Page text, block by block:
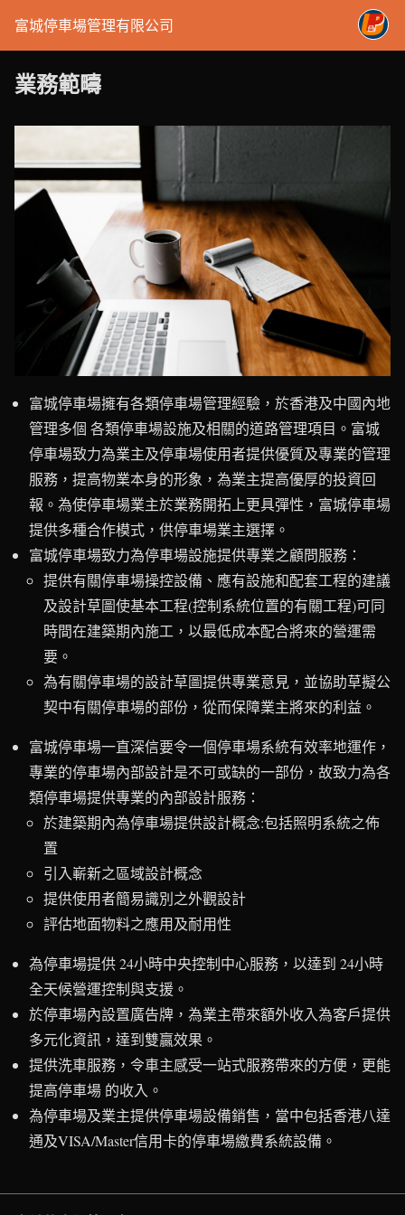
富城停車場管理有限公司
業務範疇
富城停車場擁有各類停車場管理經驗，於香港及中國內地
管理多個 各類停車場設施及相關的道路管理項目。富城
停車場致力為業主及停車場使用者提供優質及專業的管理
服務，提高物業本身的形象，為業主提高優厚的投資回
報。為使停車場業主於業務開拓上更具彈性，富城停車場
提供多種合作模式，供停車場業主選擇。
富城停車場致力為停車場設施提供專業之顧問服務：
提供有關停車場操控設備、應有設施和配套工程的建議
及設計草圖使基本工程(控制系統位置的有關工程)可同
時間在建築期內施工，以最低成本配合將來的營運需
要。
為有關停車場的設計草圖提供專業意見，並協助草擬公
契中有關停車場的部份，從而保障業主將來的利益。
富城停車場一直深信要令一個停車場系統有效率地運作，
專業的停車場內部設計是不可或缺的一部份，故致力為各
類停車場提供專業的內部設計服務：
於建築期內為停車場提供設計概念:包括照明系統之佈
置
引入嶄新之區域設計概念
提供使用者簡易識別之外觀設計
評估地面物料之應用及耐用性
為停車場提供 24小時中央控制中心服務，以達到 24小時
全天候營運控制與支援。
於停車場內設置廣告牌，為業主帶來額外收入為客戶提供
多元化資訊，達到雙贏效果。
提供洗車服務，令車主感受一站式服務帶來的方便，更能
提高停車場 的收入。
為停車場及業主提供停車場設備銷售，當中包括香港八達
通及VISA/Master信用卡的停車場繳費系統設備。